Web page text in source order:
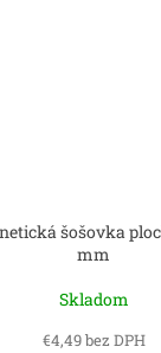
šošovka
mm
Skladom
€4,49 bez DPH